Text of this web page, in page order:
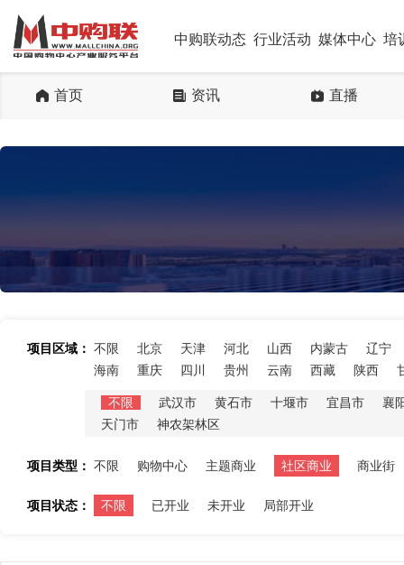
中购联动态 行业活动 媒体中心 培
首页 资讯 直播
项目区域： 不限 北京 天津 河北 山西 内蒙古
辽宁
海南
重庆 四川 贵州 云南 西藏 陕西
不限 武汉市 黄石市 十堰市 宜昌市
襄
天门市
神农架林区
项目类型： 不限 购物中心 主题商业 社区商业 商业街
项目状态： 不限 已开业 未开业 局部开业